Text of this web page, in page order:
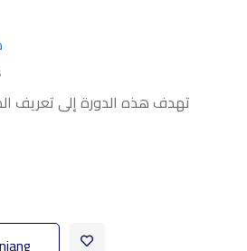
تهدف هذه الدورة إلى تعريف